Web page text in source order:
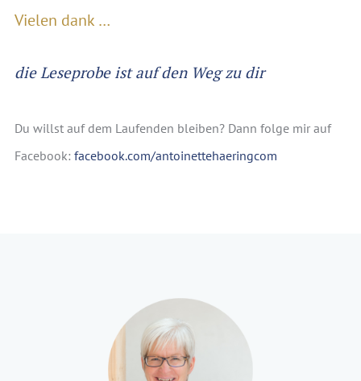
Vielen dank …
die Leseprobe ist auf den Weg zu dir
Du willst auf dem Laufenden bleiben? Dann folge mir auf
Facebook: facebook.com/antoinettehaeringcom